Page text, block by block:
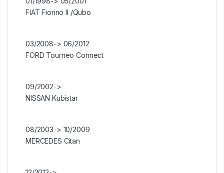
FIAT Fiorino II /Qubo
03/2008-> 06/2012
FORD Tourneo Connect
09/2002->
NISSAN Kubistar
08/2003-> 10/2009
MERCEDES Citan